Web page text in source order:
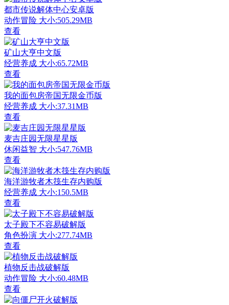
都市传说解体中心安卓版
动作冒险 大小:505.29MB
查看
矿山大亨中文版
经营养成 大小:65.72MB
查看
我的面包房帝国无限金币版
经营养成 大小:37.31MB
查看
麦吉庄园无限星星版
休闲益智 大小:547.76MB
查看
海洋游牧者木筏生存内购版
经营养成 大小:150.5MB
查看
太子殿下不容易破解版
角色扮演 大小:277.74MB
查看
植物反击战破解版
动作冒险 大小:60.48MB
查看